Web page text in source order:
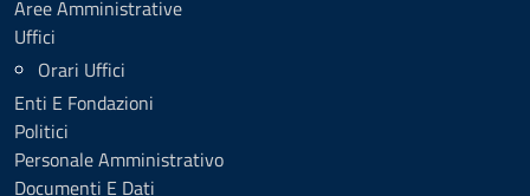
Aree Amministrative
Uffici
Orari Uffici
Enti E Fondazioni
Politici
Personale Amministrativo
Documenti E Dati